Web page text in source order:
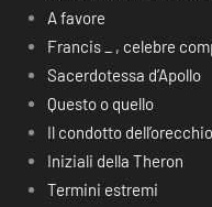
A favore
Francis _ , celebre
Sacerdotessa d’Apollo
Questo o quello
Il condotto dell’orecchio
Iniziali della Theron
Termini estremi